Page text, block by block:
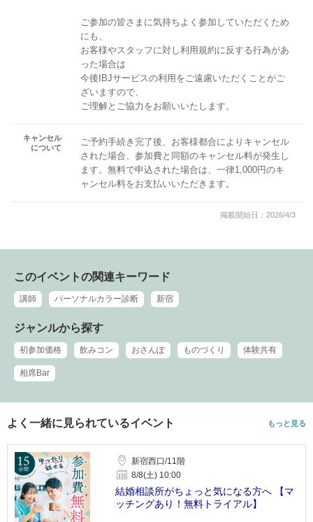
ご参加の皆さまに気持ちよく参加していただくため
にも、
お客様やスタッフに対し利用規約に反する行為があ
った場合は
今後IBJサービスの利用をご遠慮いただくことがご
ざいますので、
ご理解とご協力をお願いいたします。
キャンセル
について
ご予約手続き完了後、お客様都合によりキャンセル
された場合、参加費と同額のキャンセル料が発生し
ます。無料で申込された場合は、一律1,000円のキ
ャンセル料をお支払いいただきます。
掲載開始日：2026/4/3
このイベントの関連キーワード
講師 パーソナルカラー診断 新宿
ジャンルから探す
初参加価格 飲みコン おさんぽ ものづくり 体験共有
相席Bar
よく一緒に見られているイベント もっと見る
新宿西口/11階
8/8(土) 10:00
結婚相談所がちょっと気になる方へ 【マ
ッチングあり！無料トライアル】